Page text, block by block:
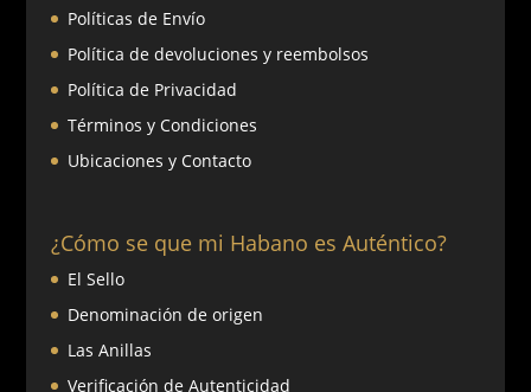
Políticas de Envío
Política de devoluciones y reembolsos
Política de Privacidad
Términos y Condiciones
Ubicaciones y Contacto
¿Cómo se que mi Habano es Auténtico?
El Sello
Denominación de origen
Las Anillas
Verificación de Autenticidad